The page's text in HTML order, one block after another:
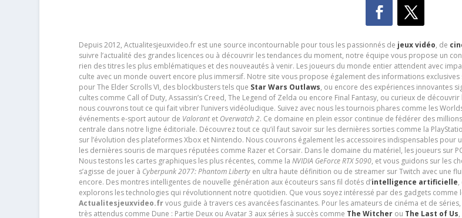
Depuis 2012, Actualitesjeuxvideo.fr est une source incontournable pour tous les passionnés de jeux vidéo, de
suivre l’actualité des grandes licences ou à découvrir les tendances du moment, notre équipe vous propose un
rien des titres les plus emblématiques et des nouveautés à venir. Les joueurs du monde entier attendent avec
culte avec un monde ouvert encore plus immersif. Notre site vous propose également des informations
pour The Elder Scrolls VI, des blockbusters tels que Star Wars Outlaws, ou encore des expériences innovantes
cultes comme Call of Duty, Assassin’s Creed, The Legend of Zelda ou encore Final Fantasy, ou curieux de
nous couvrons tout ce qui fait vibrer l’univers vidéoludique. Suivez avec nous les tournois phares comme les
événements e-sport autour de Valorantet Overwatch 2. Ce domaine en plein essor continue de fédérer des
centrale dans notre ligne éditoriale. Découvrez tout ce qu’il faut savoir sur les dernières sorties comme la
sur l’évolution des plateformes Xbox et Nintendo. Nous couvrons également les accessoires indispensables
les dernières souris de marques réputées comme Razer et Corsair. Dans le domaine du matériel, les joueurs sur
Nous testons les cartes graphiques les plus récentes, comme la NVIDIA GeForce RTX 5090, et vous guidons sur les
s’agisse de jouer à Cyberpunk 2077: Phantom Libertyen ultra haute définition ou de streamer sur Twitch avec une
encore. Des montres intelligentes de nouvelle génération aux écouteurs sans fil dotés d’intelligence artificielle
explorons les technologies qui révolutionnent notre quotidien. Que vous soyez intéressé par des gadgets comme
Actualitesjeuxvideo.frvous guide à travers ces avancées fascinantes. Pour les amateurs de cinéma et de
très attendus comme Dune : Partie Deux ou Avatar 3 aux séries à succès comme The Witcherou The Last of Us